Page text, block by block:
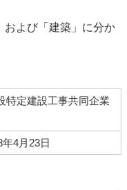
および「建築」に分か
特定建設工事共同企業
4月23日